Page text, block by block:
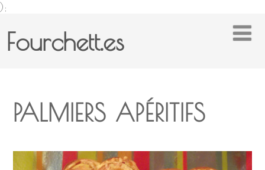
);
Fourchett.es
PALMIERS APÉRITIFS